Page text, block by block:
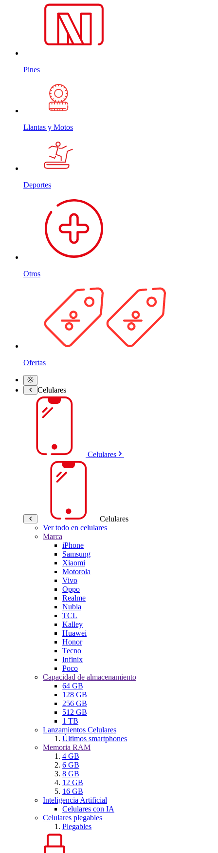
Pines
Llantas y Motos
Deportes
Otros
Ofertas
Celulares
Celulares
Celulares
Ver todo en celulares
Marca
iPhone
Samsung
Xiaomi
Motorola
Vivo
Oppo
Realme
Nubia
TCL
Kalley
Huawei
Honor
Tecno
Infinix
Poco
Capacidad de almacenamiento
64 GB
128 GB
256 GB
512 GB
1 TB
Lanzamientos Celulares
Últimos smartphones
Memoria RAM
4 GB
6 GB
8 GB
12 GB
16 GB
Inteligencia Artificial
Celulares con IA
Celulares plegables
Plegables